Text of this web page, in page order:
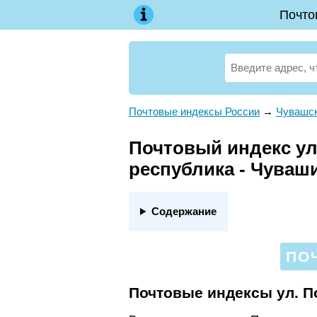
Почтовые индексы России →
Почтовый индекс
республика -
Содержание
Почтовые индексы ул.